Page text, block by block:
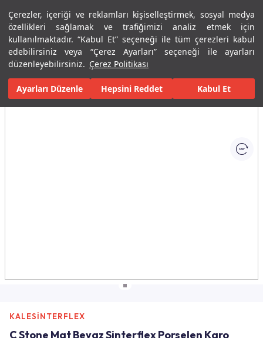
Çerezler, içeriği ve reklamları kişiselleştirmek, sosyal medya
özellikleri sağlamak ve trafiğimizi analiz etmek için
kullanılmaktadır. “Kabul Et” seçeneği ile tüm çerezleri kabul
edebilirsiniz veya “Çerez Ayarları” seçeneği ile ayarları
düzenleyebilirsiniz. Çerez Politikası
Ayarları Düzenle Hepsini Reddet Kabul Et
Menü Menü
Ana Sayfa Karolar Konut İçi Alanlar Banyo Seramikleri C
Tüm Görseller(1)
KALESİNTERFLEX
C Stone Mat Beyaz Sinterflex Porselen Karo